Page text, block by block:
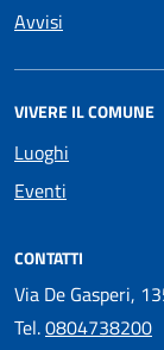
Avvisi
VIVERE IL COMUNE
Luoghi
Eventi
CONTATTI
Via De Gasperi,
Tel.0804738200